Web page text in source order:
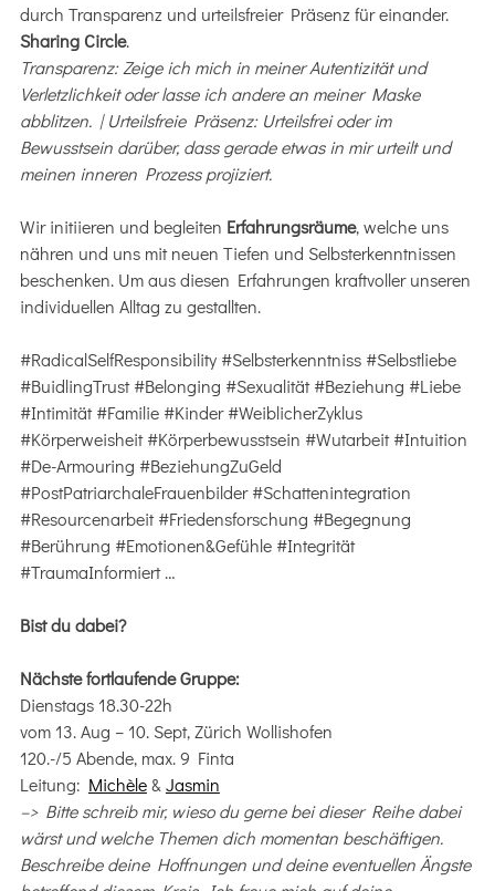
durch Transparenz und urteilsfreier Präsenz für einander.
Sharing Circle.
Transparenz: Zeige ich mich in meiner Autentizität und
Verletzlichkeit oder lasse ich andere an meiner Maske
abblitzen. | Urteilsfreie Präsenz: Urteilsfrei oder im
Bewusstsein darüber, dass gerade etwas in mir urteilt und
meinen inneren Prozess projiziert.
Wir initiieren und begleiten Erfahrungsräume, welche uns
nähren und uns mit neuen Tiefen und Selbsterkenntnissen
beschenken. Um aus diesen Erfahrungen kraftvoller unseren
individuellen Alltag zu gestallten.
#RadicalSelfResponsibility #Selbsterkenntniss #Selbstliebe
#BuidlingTrust #Belonging #Sexualität #Beziehung #Liebe
#Intimität #Familie #Kinder #WeiblicherZyklus
#Körperweisheit #Körperbewusstsein #Wutarbeit #Intuition
#De-Armouring #BeziehungZuGeld
#PostPatriarchaleFrauenbilder #Schattenintegration
#Resourcenarbeit #Friedensforschung #Begegnung
#Berührung #Emotionen&Gefühle #Integrität
#TraumaInformiert …
Bist du dabei?
Nächste fortlaufende Gruppe:
Dienstags 18.30-22h
vom 13. Aug – 10. Sept, Zürich Wollishofen
120.-/5 Abende, max. 9 Finta
Leitung: Michèle& Jasmin
–> Bitte schreib mir, wieso du gerne bei dieser Reihe dabei
wärst und welche Themen dich momentan beschäftigen.
Beschreibe deine Hoffnungen und deine eventuellen Ängste